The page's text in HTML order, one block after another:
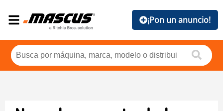
¡Pon un anuncio!